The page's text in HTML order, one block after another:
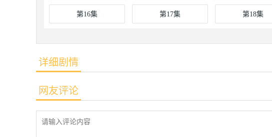
第16集 第17集 第18集
详细剧情
网友评论